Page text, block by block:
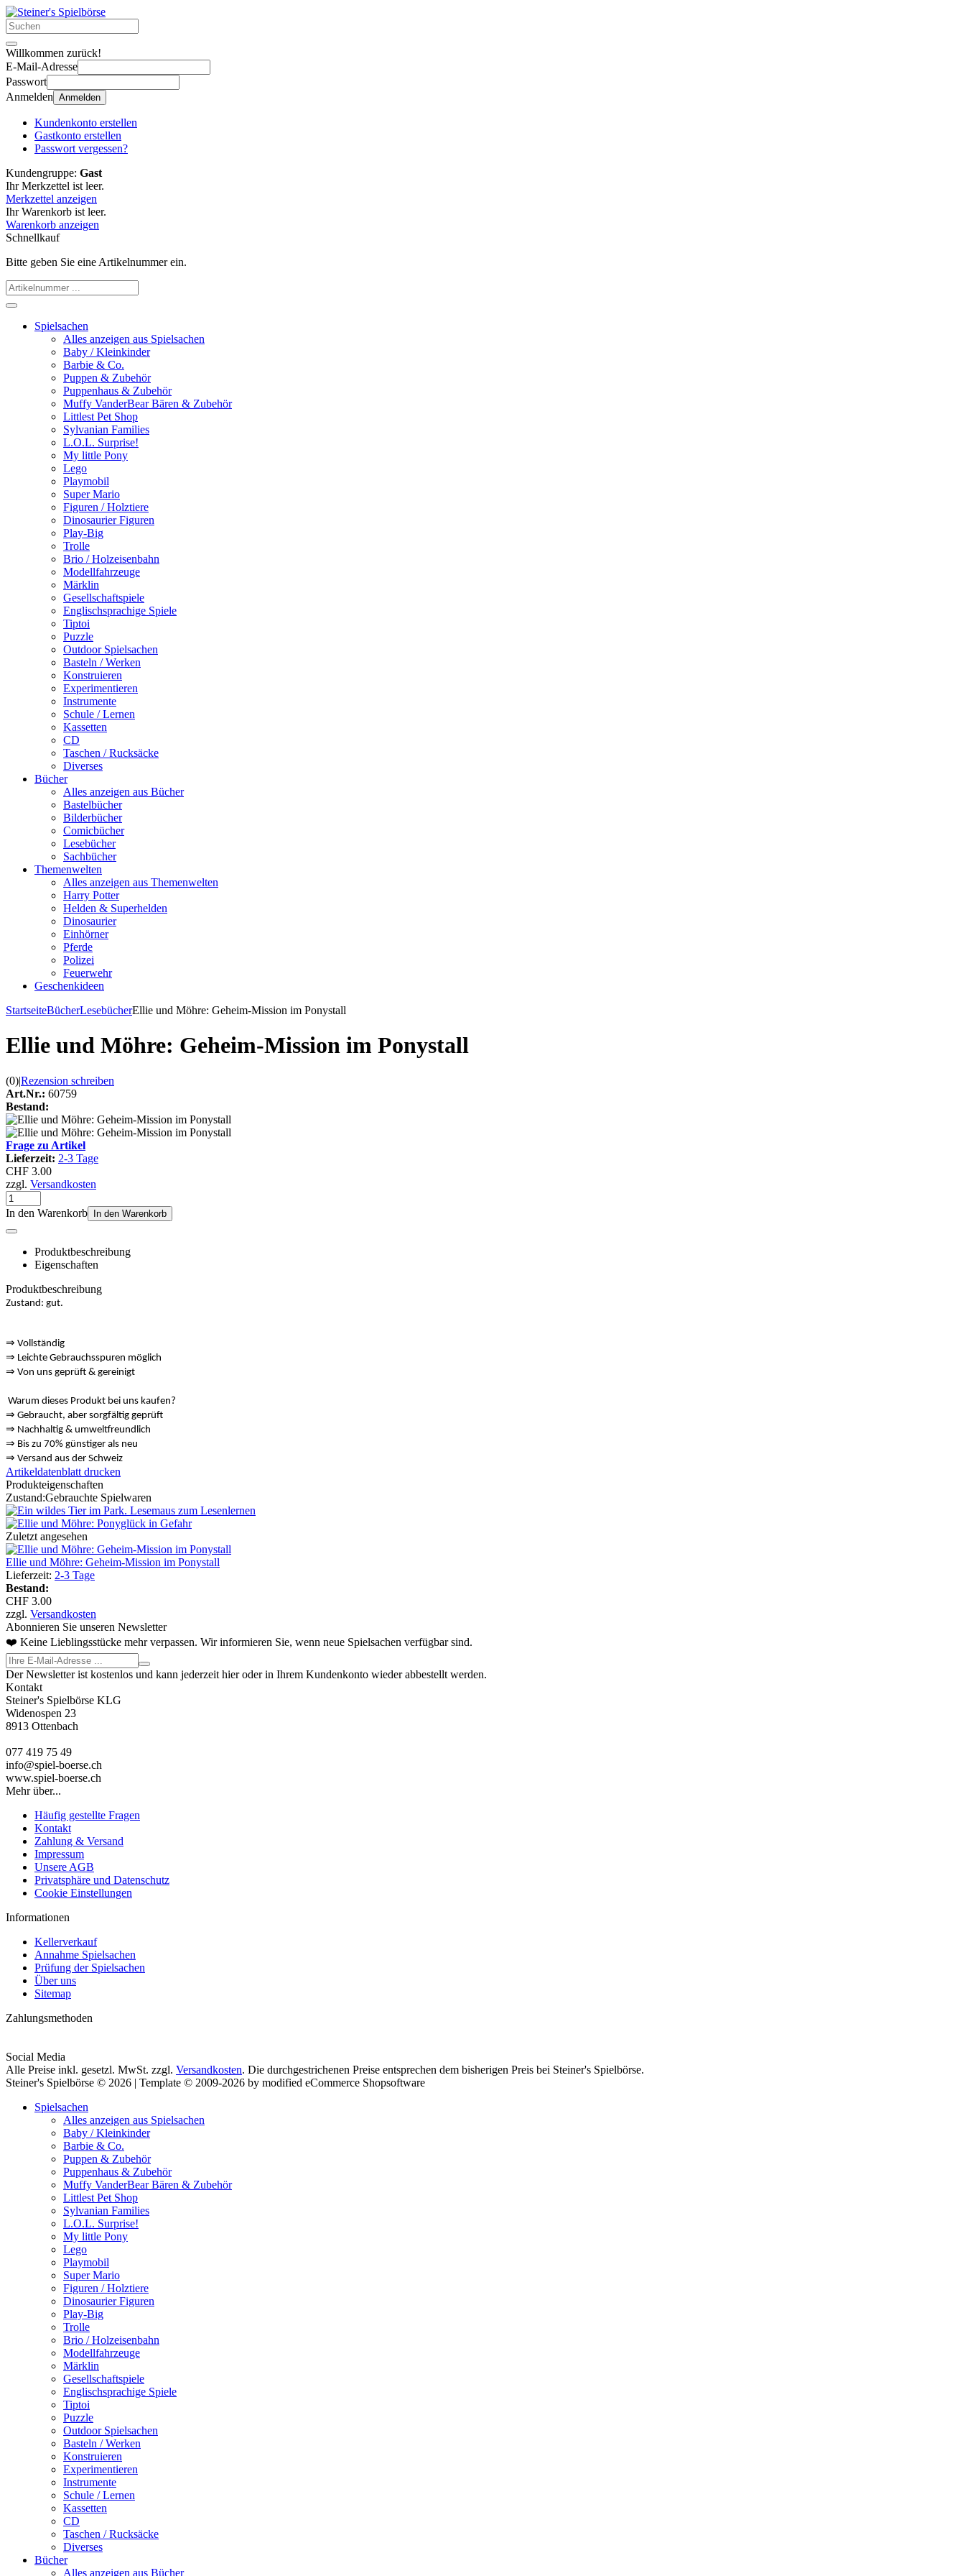
Willkommen zurück!
E-Mail-Adresse
Passwort
Anmelden Anmelden
Kundenkonto erstellen
Gastkonto erstellen
Passwort vergessen?
Kundengruppe: Gast
Ihr Merkzettel ist leer.
Merkzettel anzeigen
Ihr Warenkorb ist leer.
Warenkorb anzeigen
Schnellkauf
Bitte geben Sie eine Artikelnummer ein.
Spielsachen
Alles anzeigen aus Spielsachen
Baby / Kleinkinder
Barbie & Co.
Puppen & Zubehör
Puppenhaus & Zubehör
Muffy VanderBear Bären & Zubehör
Littlest Pet Shop
Sylvanian Families
L.O.L. Surprise!
My little Pony
Lego
Playmobil
Super Mario
Figuren / Holztiere
Dinosaurier Figuren
Play-Big
Trolle
Brio / Holzeisenbahn
Modellfahrzeuge
Märklin
Gesellschaftspiele
Englischsprachige Spiele
Tiptoi
Puzzle
Outdoor Spielsachen
Basteln / Werken
Konstruieren
Experimentieren
Instrumente
Schule / Lernen
Kassetten
CD
Taschen / Rucksäcke
Diverses
Bücher
Alles anzeigen aus Bücher
Bastelbücher
Bilderbücher
Comicbücher
Lesebücher
Sachbücher
Themenwelten
Alles anzeigen aus Themenwelten
Harry Potter
Helden & Superhelden
Dinosaurier
Einhörner
Pferde
Polizei
Feuerwehr
Geschenkideen
StartseiteBücherLesebücherEllie und Möhre: Geheim-Mission im Ponystall
Ellie und Möhre: Geheim-Mission im Ponystall
(0)|Rezension schreiben
Art.Nr.: 60759
Bestand:
Frage zu Artikel
Lieferzeit: 2-3 Tage
CHF 3.00
zzgl. Versandkosten
In den Warenkorb In den Warenkorb
Produktbeschreibung
Eigenschaften
Produktbeschreibung
Zustand: gut.
⇒ Vollständig
⇒ ️ Leichte Gebrauchsspuren möglich
⇒ Von uns geprüft & gereinigt
Warum dieses Produkt bei uns kaufen?
⇒ ️ Gebraucht, aber sorgfältig geprüft
⇒ ️ Nachhaltig & umweltfreundlich
⇒ Bis zu 70% günstiger als neu
⇒ ️ Versand aus der Schweiz
Artikeldatenblatt drucken
Produkteigenschaften
Zustand:Gebrauchte Spielwaren
Zuletzt angesehen
Ellie und Möhre: Geheim-Mission im Ponystall
Lieferzeit: 2-3 Tage
Bestand:
CHF 3.00
zzgl. Versandkosten
Abonnieren Sie unseren Newsletter
❤️ Keine Lieblingsstücke mehr verpassen. Wir informieren Sie, wenn neue Spielsachen verfügbar sind.
Der Newsletter ist kostenlos und kann jederzeit hier oder in Ihrem Kundenkonto wieder abbestellt werden.
Kontakt
Steiner's Spielbörse KLG
Widenospen 23
8913 Ottenbach
077 419 75 49
info@spiel-boerse.ch
www.spiel-boerse.ch
Mehr über...
Häufig gestellte Fragen
Kontakt
Zahlung & Versand
Impressum
Unsere AGB
Privatsphäre und Datenschutz
Cookie Einstellungen
Informationen
Kellerverkauf
Annahme Spielsachen
Prüfung der Spielsachen
Über uns
Sitemap
Zahlungsmethoden
Social Media
Alle Preise inkl. gesetzl. MwSt. zzgl. Versandkosten. Die durchgestrichenen Preise entsprechen dem bisherigen Preis bei Steiner's Spielbörse.
Steiner's Spielbörse © 2026 | Template © 2009-2026 by modified eCommerce Shopsoftware
Spielsachen
Alles anzeigen aus Spielsachen
Baby / Kleinkinder
Barbie & Co.
Puppen & Zubehör
Puppenhaus & Zubehör
Muffy VanderBear Bären & Zubehör
Littlest Pet Shop
Sylvanian Families
L.O.L. Surprise!
My little Pony
Lego
Playmobil
Super Mario
Figuren / Holztiere
Dinosaurier Figuren
Play-Big
Trolle
Brio / Holzeisenbahn
Modellfahrzeuge
Märklin
Gesellschaftspiele
Englischsprachige Spiele
Tiptoi
Puzzle
Outdoor Spielsachen
Basteln / Werken
Konstruieren
Experimentieren
Instrumente
Schule / Lernen
Kassetten
CD
Taschen / Rucksäcke
Diverses
Bücher
Alles anzeigen aus Bücher